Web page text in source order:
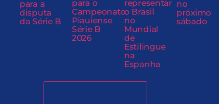
para a
disputa
da Série B
para o
Campeonato
Piauiense
Série B
2026
representar
o Brasil
no
Mundial
de
Estilingue
na
Espanha
no
próximo
sábado